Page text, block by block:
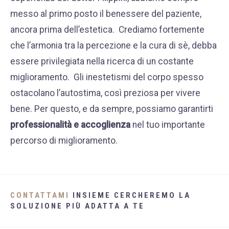
messo al primo posto il benessere del paziente,
ancora prima dell’estetica. Crediamo fortemente
che l’armonia tra la percezione e la cura di sè, debba
essere privilegiata nella ricerca di un costante
miglioramento. Gli inestetismi del corpo spesso
ostacolano l’autostima, così preziosa per vivere
bene. Per questo, e da sempre, possiamo garantirti
professionalità e accoglienza nel tuo importante
percorso di miglioramento.
CONTATTAMI
INSIEME CERCHEREMO LA
SOLUZIONE PIÙ ADATTA A TE